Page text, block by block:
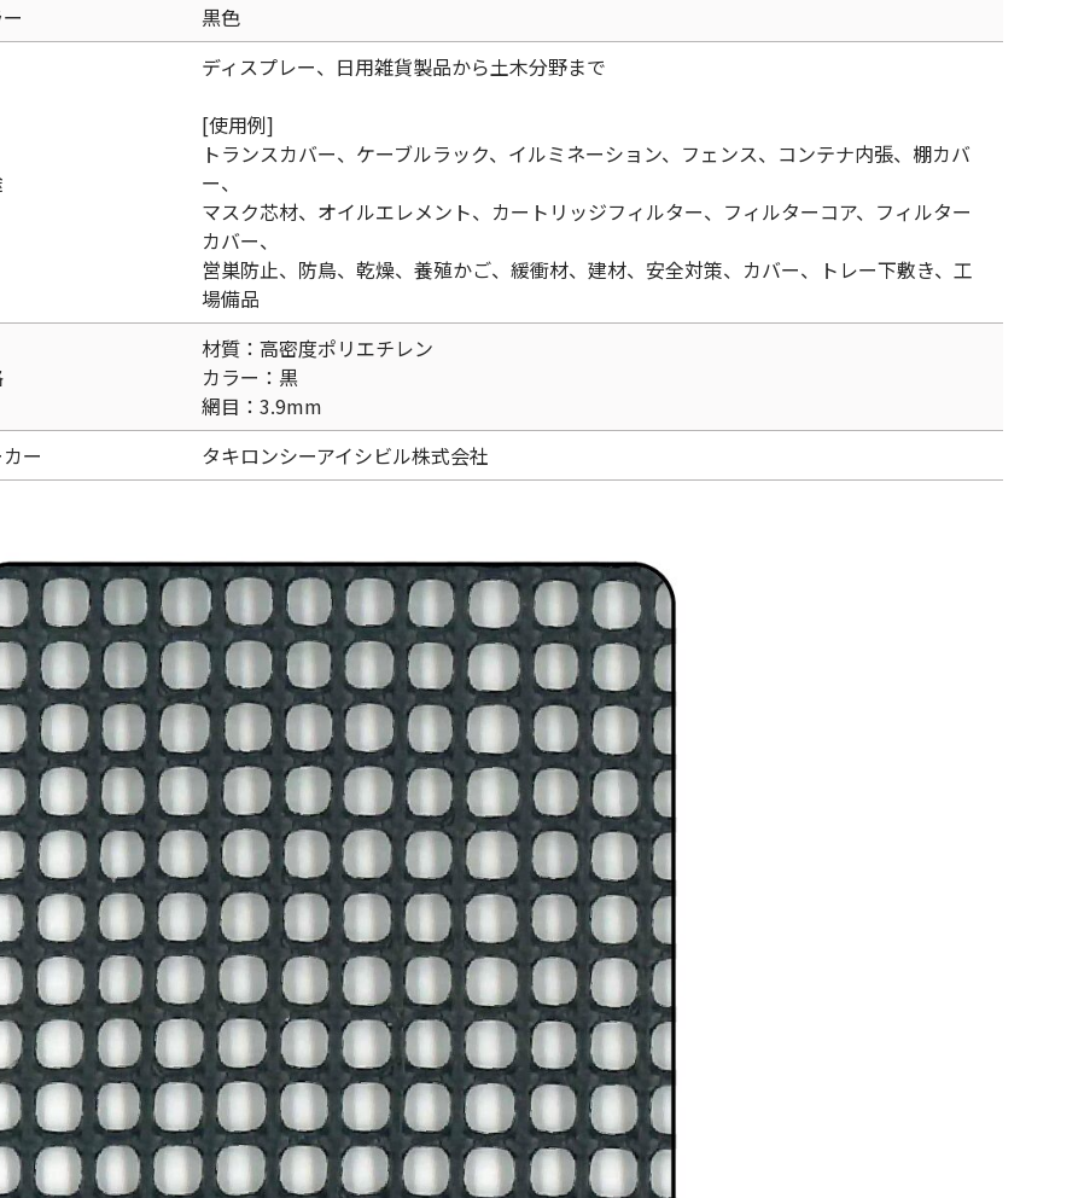
黒色
ディスプレー、日用雑貨製品から土木分野まで
[使用例]
トランスカバー、ケーブルラック、イルミネーション、フェンス、コンテナ内張、棚カバ
ー、
マスク芯材、オイルエレメント、カートリッジフィルター、フィルターコア、フィルター
カバー、
営巣防止、防鳥、乾燥、養殖かご、緩衝材、建材、安全対策、カバー、トレー下敷き、工
場備品
材質：高密度ポリエチレン
カラー：黒
網目：3.9mm
ー
タキロンシーアイシビル株式会社